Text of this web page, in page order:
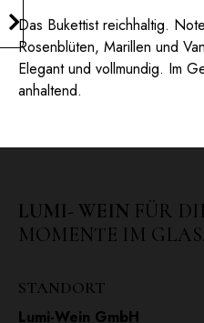
Das Bukettist reichhaltig.
Rosenblüten, Marillen und
Elegant und vollmundig. Im
anhaltend.
LUMI- WEIN FÜR
MOMENTE IM GLAS.
STANDORT
Lumi-Wein GmbH